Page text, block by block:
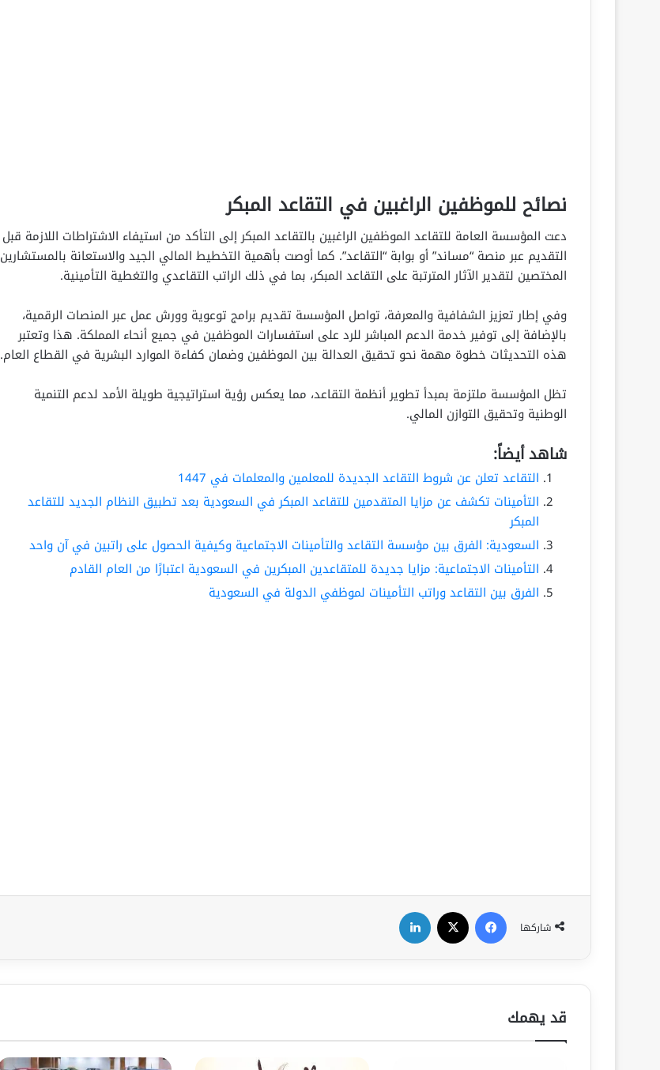
نصائح للموظفين الراغبين في التقاعد المبكر
دعت المؤسسة العامة للتقاعد الموظفين الراغبين بالتقاعد المبكر إلى التأكد من استيفاء الاشتراطات اللازمة قبل
التقديم عبر منصة “مساند” أو بوابة “التقاعد”. كما أوصت بأهمية التخطيط المالي الجيد والاستعانة بالمستشارين
المختصين لتقدير الآثار المترتبة على التقاعد المبكر، بما في ذلك الراتب التقاعدي والتغطية التأمينية.
وفي إطار تعزيز الشفافية والمعرفة، تواصل المؤسسة تقديم برامج توعوية وورش عمل عبر المنصات الرقمية،
بالإضافة إلى توفير خدمة الدعم المباشر للرد على استفسارات الموظفين في جميع أنحاء المملكة. هذا وتعتبر
هذه التحديثات خطوة مهمة نحو تحقيق العدالة بين الموظفين وضمان كفاءة الموارد البشرية في القطاع العام.
تظل المؤسسة ملتزمة بمبدأ تطوير أنظمة التقاعد، مما يعكس رؤية استراتيجية طويلة الأمد لدعم التنمية
الوطنية وتحقيق التوازن المالي.
شاهد أيضاً:
التقاعد تعلن عن شروط التقاعد الجديدة للمعلمين والمعلمات في 1447
التأمينات تكشف عن مزايا المتقدمين للتقاعد المبكر في السعودية بعد تطبيق النظام الجديد للتقاعد
المبكر
السعودية: الفرق بين مؤسسة التقاعد والتأمينات الاجتماعية وكيفية الحصول على راتبين في آن واحد
التأمينات الاجتماعية: مزايا جديدة للمتقاعدين المبكرين في السعودية اعتبارًا من العام القادم
الفرق بين التقاعد وراتب التأمينات لموظفي الدولة في السعودية
شاركها
فيسبوك
قد يهمك